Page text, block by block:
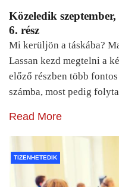
Közeledik
6. rész
Mi kerüljön a táskába?
Lassan kezd megtelni a
előző részben több
számba, most pedig
Read More
TIZENHETEDIK